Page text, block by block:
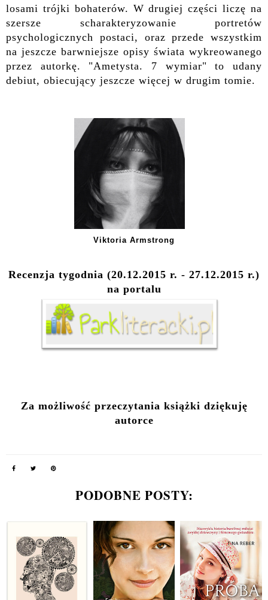
losami trójki bohaterów. W drugiej części liczę na
szersze scharakteryzowanie portretów
psychologicznych postaci, oraz przede wszystkim
na jeszcze barwniejsze opisy świata wykreowanego
przez autorkę. "Ametysta. 7 wymiar" to udany
debiut, obiecujący jeszcze więcej w drugim tomie.
Viktoria Armstrong
Recenzja tygodnia (20.12.2015 r. - 27.12.2015 r.)
na portalu
Za możliwość przeczytania książki dziękuję
autorce
PODOBNE POSTY: